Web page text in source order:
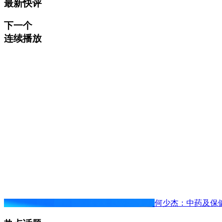
最新快评
下一个
连续播放
何少杰：中药及保